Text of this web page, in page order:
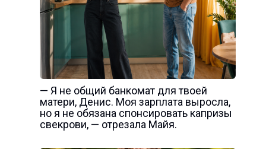
— Я не общий банкомат для твоей
матери, Денис. Моя зарплата выросла,
но я не обязана спонсировать капризы
свекрови, — отрезала Майя.